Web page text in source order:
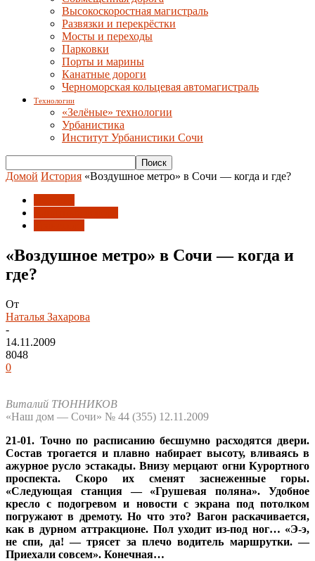
Высокоскоростная магистраль
Развязки и перекрёстки
Мосты и переходы
Парковки
Порты и марины
Канатные дороги
Черноморская кольцевая автомагистраль
Технологии
«Зелёные» технологии
Урбанистика
Институт Урбанистики Сочи
Домой История «Воздушное метро» в Сочи — когда и где?
«Воздушное метро» в Сочи — когда и
где?
От
Наталья Захарова
-
14.11.2009
8048
0
Виталий ТЮННИКОВ
«Наш дом — Сочи» № 44 (355) 12.11.2009
21-01. Точно по расписанию бесшумно расходятся двери.
Состав трогается и плавно набирает высоту, вливаясь в
ажурное русло эстакады. Внизу мерцают огни Курортного
проспекта. Скоро их сменят заснеженные горы.
«Следующая станция — «Грушевая поляна». Удобное
кресло с подогревом и новости с экрана под потолком
погружают в дремоту. Но что это? Вагон раскачивается,
как в дурном аттракционе. Пол уходит из-под ног… «Э-э,
не спи, да! — трясет за плечо водитель маршрутки. —
Приехали совсем». Конечная…